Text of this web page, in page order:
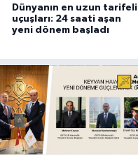
Dünyanın en uzun tarifeli
uçuşları: 24 saati aşan
yeni dönem başladı